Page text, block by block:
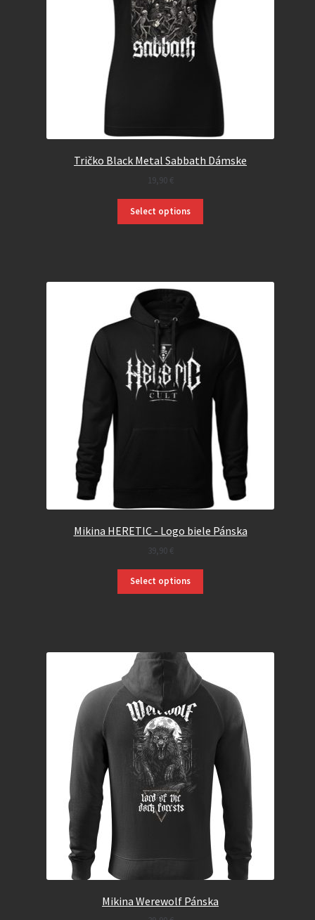
Tričko Black Metal Sabbath Dámske
19,90 €
Select options
Mikina HERETIC - Logo biele Pánska
39,90 €
Select options
Mikina Werewolf Pánska